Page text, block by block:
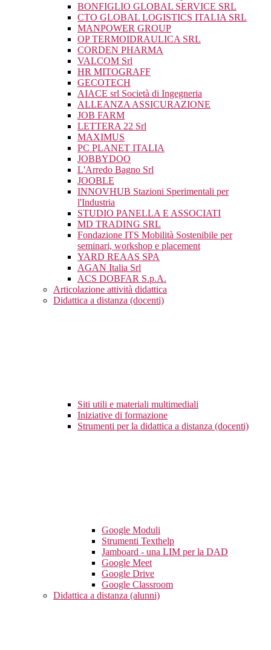
BONFIGLIO GLOBAL SERVICE SRL
CTO GLOBAL LOGISTICS ITALIA SRL
MANPOWER GROUP
OP TERMOIDRAULICA SRL
CORDEN PHARMA
VALCOM Srl
HR MITOGRAFF
GECOTECH
AIACE srl Società di Ingegneria
ALLEANZA ASSICURAZIONE
JOB FARM
LETTERA 22 Srl
MAXIMUS
PC PLANET ITALIA
JOBBYDOO
L'Arredo Bagno Srl
JOOBLE
INNOVHUB Stazioni Sperimentali per
l'Industria
STUDIO PANELLA E ASSOCIATI
MD TRADING SRL
Fondazione ITS Mobilità Sostenibile per
seminari, workshop e placement
YARD REAAS SPA
AGAN Italia Srl
ACS DOBFAR S.p.A.
Articolazione attività didattica
Didattica a distanza (docenti)
Siti utili e materiali multimediali
Iniziative di formazione
Strumenti per la didattica a distanza (docenti)
Google Moduli
Strumenti Texthelp
Jamboard - una LIM per la DAD
Google Meet
Google Drive
Google Classroom
Didattica a distanza (alunni)